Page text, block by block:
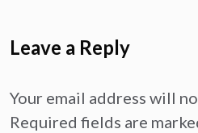
Leave a Reply
Your email address will
Required fields are